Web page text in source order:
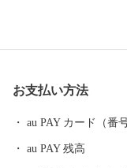
ガニの三大ガニのほ
お支払い方法
au PAY カード（番
au PAY 残高